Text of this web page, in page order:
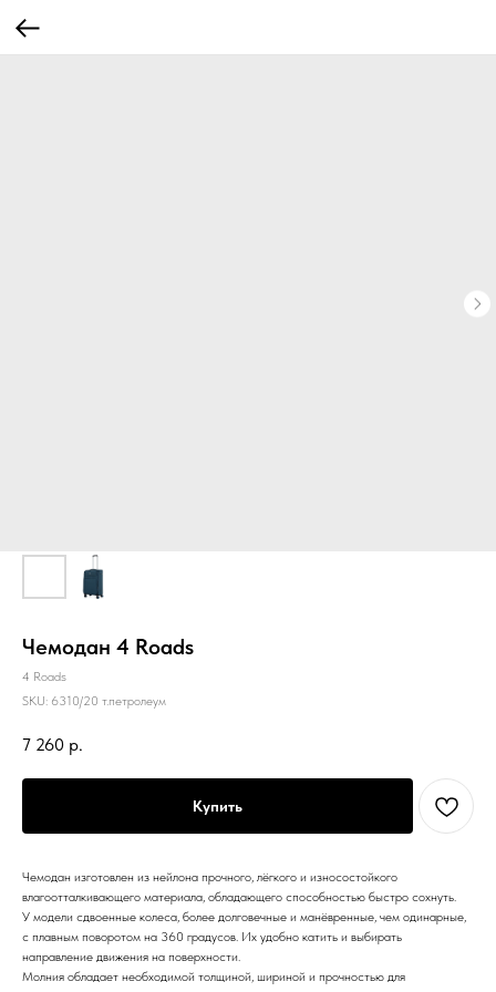
Чемодан 4 Roads
4 Roads
SKU: 6310/20 т.петролеум
7 260 р.
Купить
Чемодан изготовлен из нейлона прочного, лёгкого и износостойкого
влагоотталкивающего материала, обладающего способностью быстро сохнуть.
У модели сдвоенные колеса, более долговечные и манёвренные, чем одинарные,
с плавным поворотом на 360 градусов. Их удобно катить и выбирать
направление движения на поверхности.
Молния обладает необходимой толщиной, шириной и прочностью для